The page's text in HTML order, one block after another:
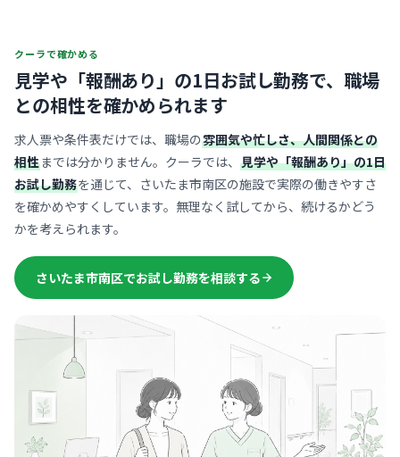
クーラで確かめる
見学や「報酬あり」の1日お試し勤務で、 職場
との相性を確かめられます
求人票や条件表だけでは、職場の雰囲気や忙しさ、人間関係との
相性までは分かりません。クーラでは、 見学や「報酬あり」の1日
お試し勤務を通じて、さいたま市南区の施設で実際の働きやすさ
を確かめやすくしています。無理なく試してから、続けるかどう
かを考えられます。
さいたま市南区でお試し勤務を相談する